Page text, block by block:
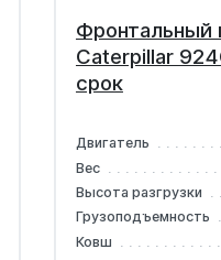
Фронтальный
Caterpillar
срок
Двигатель
Вес
Высота разгрузки
Грузоподъемность
Ковш